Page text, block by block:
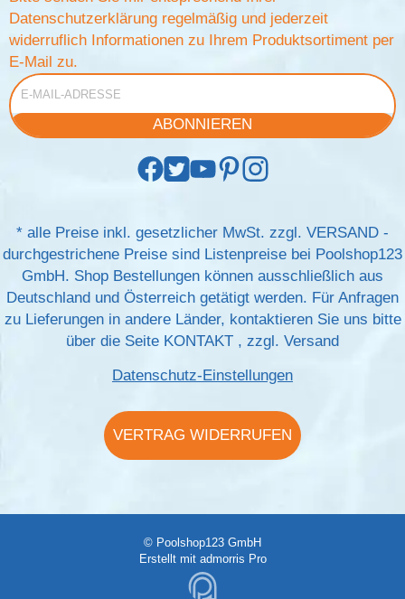
Datenschutzerklärung regelmäßig und jederzeit
widerruflich Informationen zu Ihrem Produktsortiment per
E-Mail zu.
E-Mail-Adresse
ABONNIEREN
* alle Preise inkl. gesetzlicher MwSt. zzgl. VERSAND -
durchgestrichene Preise sind Listenpreise bei Poolshop123
GmbH. Shop Bestellungen können ausschließlich aus
Deutschland und Österreich getätigt werden. Für Anfragen
zu Lieferungen in andere Länder, kontaktieren Sie uns bitte
über die Seite KONTAKT , zzgl. Versand
Datenschutz-Einstellungen
VERTRAG WIDERRUFEN
© Poolshop123 GmbH
Erstellt mit admorris Pro